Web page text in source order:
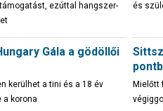
ezúttal hangszer-
és
Gála a gödöllői
kerülhet a tini és a 18 év
a korona
Mielőtt